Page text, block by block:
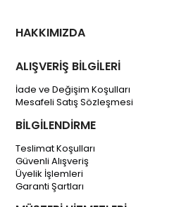
HAKKIMIZDA
ALIŞVERİŞ BİLGİLERİ
İade ve Değişim Koşulları
Mesafeli Satış Sözleşmesi
BİLGİLENDİRME
Teslimat Koşulları
Güvenli Alışveriş
Üyelik İşlemleri
Garanti Şartları